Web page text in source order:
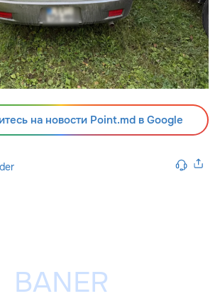
на новости Point.md в Google